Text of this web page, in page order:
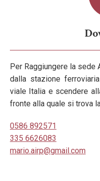
Per Raggiungere la sede
dalla stazione
viale Italia e scendere
fronte alla quale si trova
0586 892571
335 6626083
mario.airp@gmail.com